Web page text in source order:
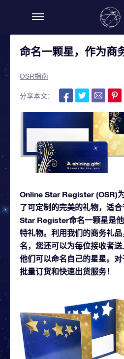
命名一颗星，作为商
OSR指南
分享本文：
Online Star Register (OSR)
了可定制的完美的礼物，适
Star Register命名一颗星是
特礼物。利用我们的商务礼
名，您还可以为每位接收者
他们可以命名自己的星星。
批量订货和快速出货服务！